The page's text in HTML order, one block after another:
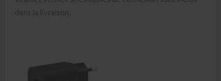
dans la livraison.